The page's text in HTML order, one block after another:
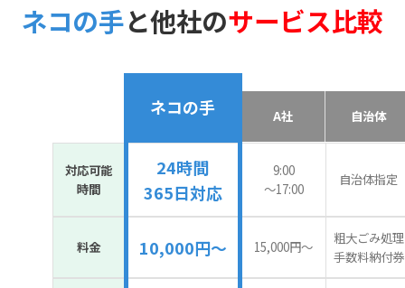
ネコの手と他社のサービス比較
ネコの手 A社 自治体
対応可能
時間
24時間
365日対応
9:00
〜17:00
自治体指定
料金 10,000円～ 15,000円〜
粗大ごみ処理
手数料納付券